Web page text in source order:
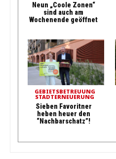
Neun „Coole Zonen“
sind auch am
Wochenende geöffnet
GEBIETSBETREUUNG
STADTERNEUERUNG
Sieben Favoritner
heben heuer den
“Nachbarschatz”!